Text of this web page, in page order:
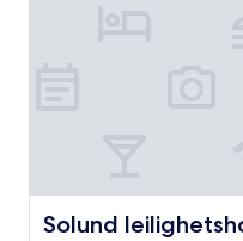
Solund
Solund leilighetshotel